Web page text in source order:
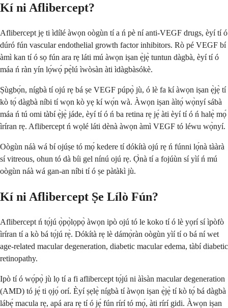
Kí ni Aflibercept?
Aflibercept jẹ ti ìdílé àwọn oògùn tí a ń pè ní anti-VEGF drugs, èyí tí ó
dúró fún vascular endothelial growth factor inhibitors. Rò pé VEGF bí
àmì kan tí ó sọ fún ara rẹ láti mú àwọn iṣan ẹ̀jẹ̀ tuntun dàgbà, èyí tí ó
máa ń ràn yín lọ́wọ́ pẹ̀lú ìwòsàn àti ìdàgbàsókè.
Ṣùgbọ́n, nígbà tí ojú rẹ bá ṣe VEGF púpọ̀ jù, ó lè fa kí àwọn iṣan ẹ̀jẹ̀ tí
kò tọ́ dàgbà níbi tí wọn kò yẹ kí wọ́n wà. Àwọn iṣan àìtọ́ wọ̀nyí sábà
máa ń tú omi tàbí ẹ̀jẹ̀ jáde, èyí tí ó ń ba retina rẹ jẹ́ àti èyí tí ó ń halẹ̀ mọ́
ìríran rẹ. Aflibercept ń wọlé láti dènà àwọn àmì VEGF tó léwu wọ̀nyí.
Oògùn náà wá bí ojúṣe tó mọ́ kedere tí dókítà ojú rẹ ń fúnni lọ́nà tààrà
sí vitreous, ohun tó dà bíi gel nínú ojú rẹ. Ọ̀nà tí a fojúùn sí yìí ń mú
oògùn náà wá gan-an níbi tí ó ṣe pàtàkì jù.
Kí ni Aflibercept Ṣe Lílò Fún?
Aflibercept ń tọ́jú ọ̀pọ̀lọpọ̀ àwọn ipò ojú tó le koko tí ó lè yọrí sí ìpòfò
ìríran tí a kò bá tọ́jú rẹ̀. Dókítà rẹ lè dámọ̀ràn oògùn yìí tí o bá ní wet
age-related macular degeneration, diabetic macular edema, tàbí diabetic
retinopathy.
Ipò tí ó wọ́pọ̀ jù lọ tí a fi aflibercept tọ́jú ni àìsàn macular degeneration
(AMD) tó jẹ́ ti ọjọ́ orí. Èyí ṣẹlẹ̀ nígbà tí àwọn iṣan ẹ̀jẹ̀ tí kò tọ́ bá dàgbà
lábẹ́ macula rẹ, apá ara rẹ tí ó jẹ́ fún rírí tó mọ́, àti rírí gidi. Àwọn iṣan